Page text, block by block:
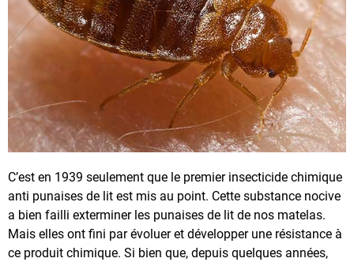
C’est en 1939 seulement que le premier insecticide chimique
anti punaises de lit est mis au point. Cette substance nocive
a bien failli exterminer les punaises de lit de nos matelas.
Mais elles ont fini par évoluer et développer une résistance à
ce produit chimique. Si bien que, depuis quelques années,